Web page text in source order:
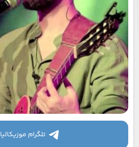
تلگرام موزیکالیا